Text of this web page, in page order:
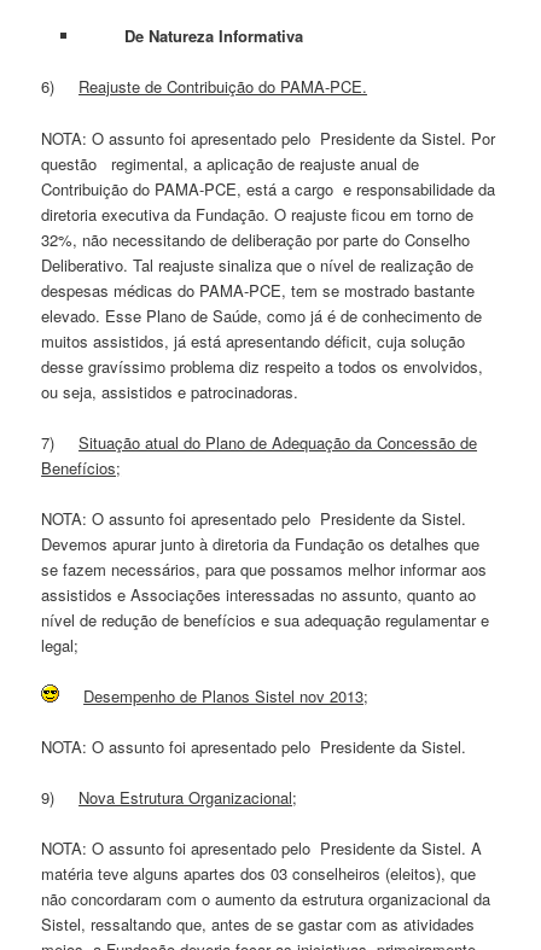
De Natureza Informativa
6) Reajuste de Contribuição do PAMA-PCE.
NOTA: O assunto foi apresentado pelo Presidente da Sistel. Por
questão regimental, a aplicação de reajuste anual de
Contribuição do PAMA-PCE, está a cargo e responsabilidade da
diretoria executiva da Fundação. O reajuste ficou em torno de
32%, não necessitando de deliberação por parte do Conselho
Deliberativo. Tal reajuste sinaliza que o nível de realização de
despesas médicas do PAMA-PCE, tem se mostrado bastante
elevado. Esse Plano de Saúde, como já é de conhecimento de
muitos assistidos, já está apresentando déficit, cuja solução
desse gravíssimo problema diz respeito a todos os envolvidos,
ou seja, assistidos e patrocinadoras.
7)Situação atual do Plano de Adequação da Concessão de
Benefícios;
NOTA: O assunto foi apresentado pelo Presidente da Sistel.
Devemos apurar junto à diretoria da Fundação os detalhes que
se fazem necessários, para que possamos melhor informar aos
assistidos e Associações interessadas no assunto, quanto ao
nível de redução de benefícios e sua adequação regulamentar e
legal;
Desempenho de Planos Sistel nov 2013;
NOTA: O assunto foi apresentado pelo Presidente da Sistel.
9) Nova Estrutura Organizacional;
NOTA: O assunto foi apresentado pelo Presidente da Sistel. A
matéria teve alguns apartes dos 03 conselheiros (eleitos), que
não concordaram com o aumento da estrutura organizacional da
Sistel, ressaltando que, antes de se gastar com as atividades